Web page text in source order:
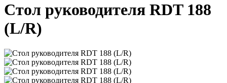
Стол руководителя RDT 188
(L/R)